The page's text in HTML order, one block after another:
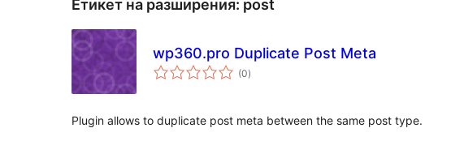
Етикет на разширения: post
wp360.pro Duplicate Post Meta
(0общо
оценки
)
Plugin allows to duplicate post meta between the same post type.